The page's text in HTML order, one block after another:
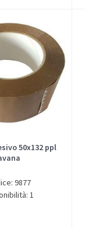
50x132 ppl
9877
1